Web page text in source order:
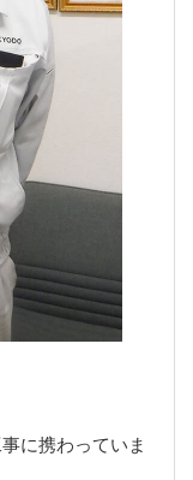
に携わっていま